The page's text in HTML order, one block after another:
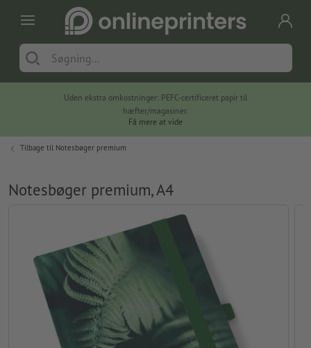
Uden ekstra omkostninger: PEFC-certificeret papir til
hæfter/magasiner.
Få mere at vide
Tilbage til Notesbøger premium
Notesbøger premium, A4